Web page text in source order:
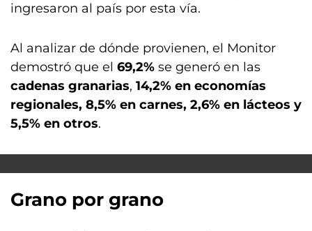
ingresaron al país por esta vía.
Al analizar de dónde provienen, el Monitor
demostró que el 69,2% se generó en las
cadenas granarias, 14,2% en economías
regionales, 8,5% en carnes, 2,6% en lácteos y
5,5% en otros.
Grano por grano